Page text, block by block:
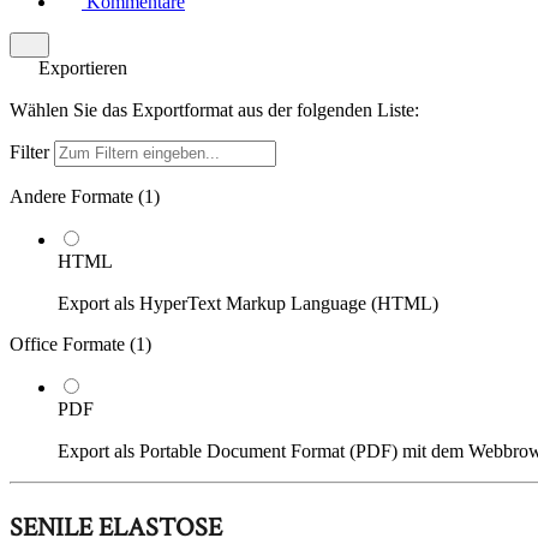
Exportieren
Wählen Sie das Exportformat aus der folgenden Liste:
Filter
Andere Formate (1)
HTML
Export als HyperText Markup Language (HTML)
Office Formate (1)
PDF
Export als Portable Document Format (PDF) mit dem
SENILE ELASTOSE